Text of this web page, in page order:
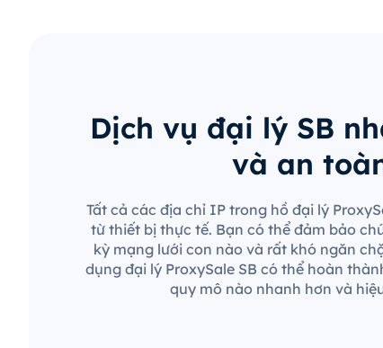
Dịch vụ đại lý SB
và an
Tất cả các địa chỉ IP trong hồ đại lý
từ thiết bị thực tế. Bạn có thể đảm bảo
kỳ mạng lưới con nào và rất khó ngăn
dụng đại lý ProxySale SB có thể hoàn
quy mô nào nhanh hơn và